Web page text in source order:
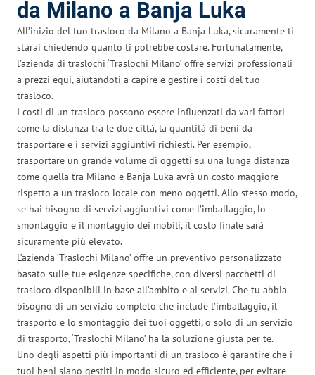
da Milano a Banja Luka
All’inizio del tuo trasloco da Milano a Banja Luka, sicuramente ti
starai chiedendo quanto ti potrebbe costare. Fortunatamente,
l’azienda di traslochi ‘Traslochi Milano’ offre servizi professionali
a prezzi equi, aiutandoti a capire e gestire i costi del tuo
trasloco.
I costi di un trasloco possono essere influenzati da vari fattori
come la distanza tra le due città, la quantità di beni da
trasportare e i servizi aggiuntivi richiesti. Per esempio,
trasportare un grande volume di oggetti su una lunga distanza
come quella tra Milano e Banja Luka avrà un costo maggiore
rispetto a un trasloco locale con meno oggetti. Allo stesso modo,
se hai bisogno di servizi aggiuntivi come l’imballaggio, lo
smontaggio e il montaggio dei mobili, il costo finale sarà
sicuramente più elevato.
L’azienda ‘Traslochi Milano’ offre un preventivo personalizzato
basato sulle tue esigenze specifiche, con diversi pacchetti di
trasloco disponibili in base all’ambito e ai servizi. Che tu abbia
bisogno di un servizio completo che include l’imballaggio, il
trasporto e lo smontaggio dei tuoi oggetti, o solo di un servizio
di trasporto, ‘Traslochi Milano’ ha la soluzione giusta per te.
Uno degli aspetti più importanti di un trasloco è garantire che i
tuoi beni siano gestiti in modo sicuro ed efficiente, per evitare